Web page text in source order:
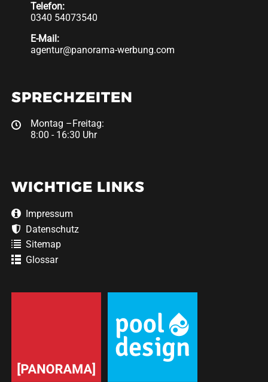
Telefon:
0340 54073540
E-Mail:
agentur@panorama-werbung.com
SPRECHZEITEN
Montag –Freitag:
8:00 - 16:30 Uhr
WICHTIGE LINKS
Impressum
Datenschutz
Sitemap
Glossar